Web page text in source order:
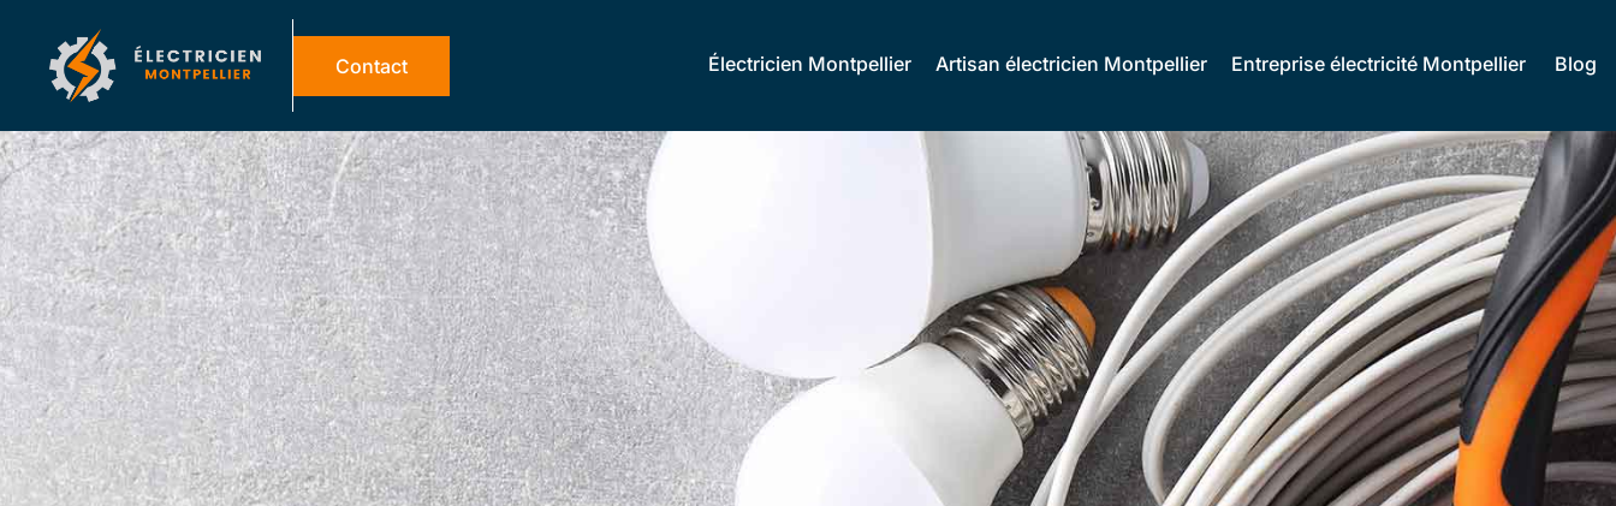
Contact Électricien Montpellier Artisan électricien Montpellier Entreprise électricité Montpellier Blog